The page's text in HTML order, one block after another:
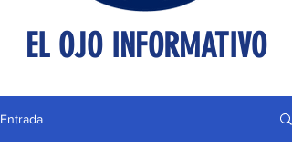
EL OJO INFORMATIVO
Entrada